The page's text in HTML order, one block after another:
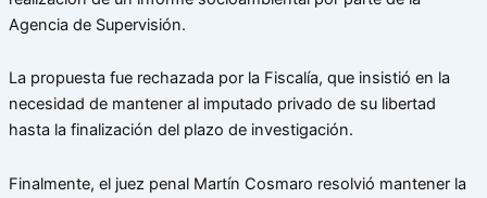
Agencia de Supervisión.
La propuesta fue rechazada por la Fiscalía, que insistió en la
necesidad de mantener al imputado privado de su libertad
hasta la finalización del plazo de investigación.
Finalmente, el juez penal Martín Cosmaro resolvió mantener la